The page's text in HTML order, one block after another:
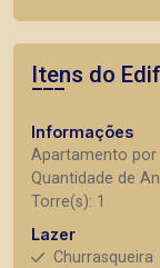
Itens do
Informações
Apartamento por
Quantidade de
Torre(s): 1
Lazer
Churrasqueira